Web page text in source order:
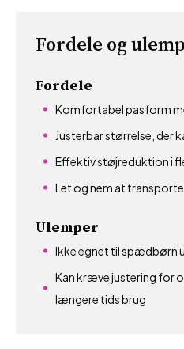
Fordele og
Fordele
Komfortabel pasform
Justerbar størrelse, der
Effektiv støjreduktion i
Let og nem at
Ulemper
Ikke egnet til spædbørn
Kan kræve justering for
længere tids brug